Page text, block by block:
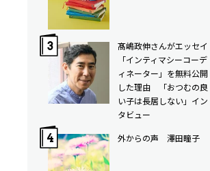
髙嶋政伸さんがエッセイ
「インティマシーコーデ
ィネーター」を無料公開
した理由 「おつむの良
い子は長居しない」イン
タビュー
外からの声 澤田瞳子